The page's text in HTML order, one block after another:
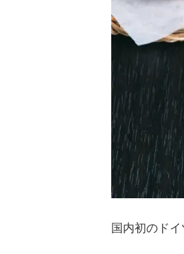
国内初のド